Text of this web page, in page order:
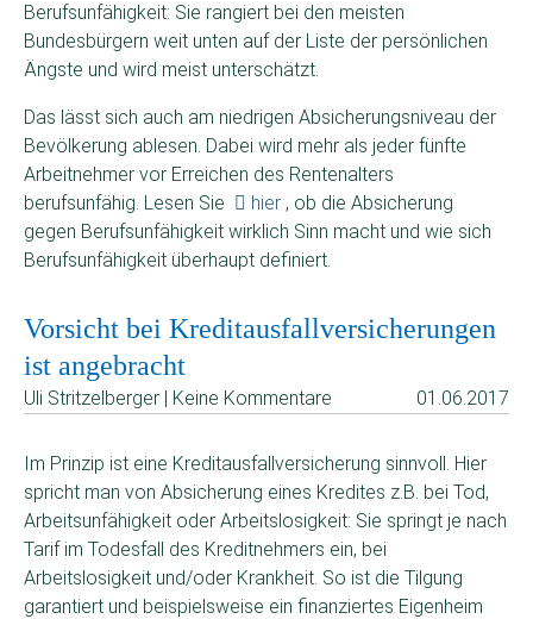
Berufsunfähigkeit: Sie rangiert bei den meisten
Bundesbürgern weit unten auf der Liste der persönlichen
Ängste und wird meist unterschätzt.
Das lässt sich auch am niedrigen Absicherungsniveau der
Bevölkerung ablesen. Dabei wird mehr als jeder fünfte
Arbeitnehmer vor Erreichen des Rentenalters
berufsunfähig. Lesen Sie
hier , ob die Absicherung
gegen Berufsunfähigkeit wirklich Sinn macht und wie sich
Berufsunfähigkeit überhaupt definiert.
Vorsicht bei Kreditausfallversicherungen
ist angebracht
Uli Stritzelberger | Keine Kommentare 01.06.2017
Im Prinzip ist eine Kreditausfallversicherung sinnvoll. Hier
spricht man von Absicherung eines Kredites z.B. bei Tod,
Arbeitsunfähigkeit oder Arbeitslosigkeit: Sie springt je nach
Tarif im Todesfall des Kreditnehmers ein, bei
Arbeitslosigkeit und/oder Krankheit. So ist die Tilgung
garantiert und beispielsweise ein finanziertes Eigenheim